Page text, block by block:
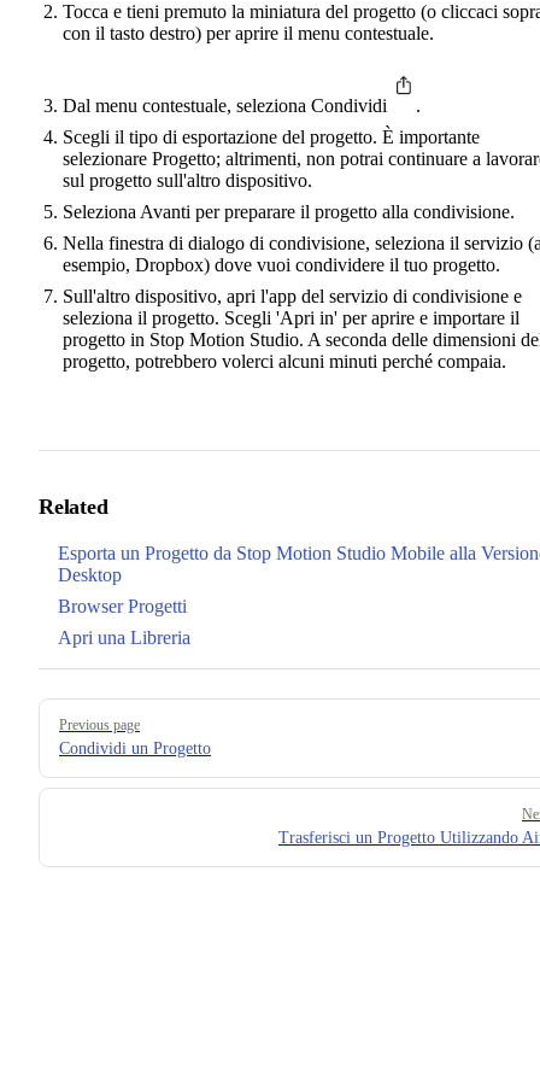
Tocca e tieni premuto la miniatura del progetto (o cliccaci
con il tasto destro) per aprire il menu contestuale.
Dal menu contestuale, seleziona Condividi
.
Scegli il tipo di esportazione del progetto. È importante
selezionare Progetto; altrimenti, non potrai continuare a
sul progetto sull'altro dispositivo.
Seleziona Avanti per preparare il progetto alla condivisione.
Nella finestra di dialogo di condivisione, seleziona il servizio
esempio, Dropbox) dove vuoi condividere il tuo progetto.
Sull'altro dispositivo, apri l'app del servizio di condivisione e
seleziona il progetto. Scegli 'Apri in' per aprire e importare il
progetto in Stop Motion Studio. A seconda delle dimensioni
progetto, potrebbero volerci alcuni minuti perché compaia.
Related
Esporta un Progetto da Stop Motion Studio Mobile alla
Desktop
Browser Progetti
Apri una Libreria
Pager
Previous page
Condividi un Progetto
Trasferisci un Progetto Utilizzando